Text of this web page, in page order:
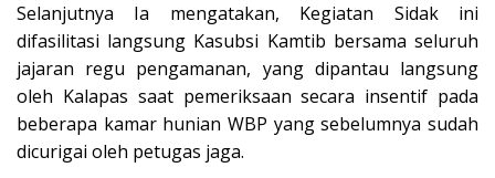
Selanjutnya Ia mengatakan, Kegiatan Sidak ini
difasilitasi langsung Kasubsi Kamtib bersama seluruh
jajaran regu pengamanan, yang dipantau langsung
oleh Kalapas saat pemeriksaan secara insentif pada
beberapa kamar hunian WBP yang sebelumnya sudah
dicurigai oleh petugas jaga.